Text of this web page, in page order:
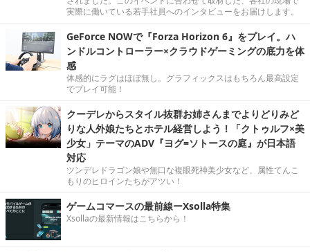
実際に働いている若手社員へのインタビューをお届けします。
GeForce NOWで『Forza Horizon 6』をプレイ。ハ
ンドルコントローラー×クラウドゲーミングの底力を体
感
体感的にラグはほぼ無し。グラフィックスはもちろん最高設定
でプレイ可能！
クーデレからスタイル抜群お姉さんまでよりどりみど
りな人外娘たちとホテル経営しよう！「クトゥルフ×美
少女」テーマのADV『ヨグ=ソトースの庭』が日本語
対応
ツンデレドラゴン娘や無口な複眼死神美少女など、属性てんこ
もりのヒロインたちがアツい！
ゲームコマースの最前線ーXsolla特集
Xsollaの最新情報はこちらから！